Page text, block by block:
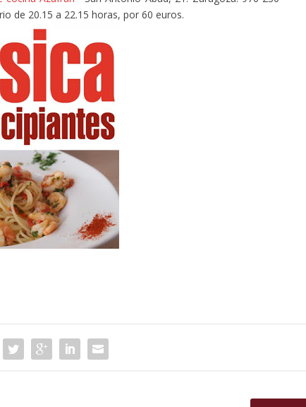
de 20.15 a 22.15 horas, por 60 euros.